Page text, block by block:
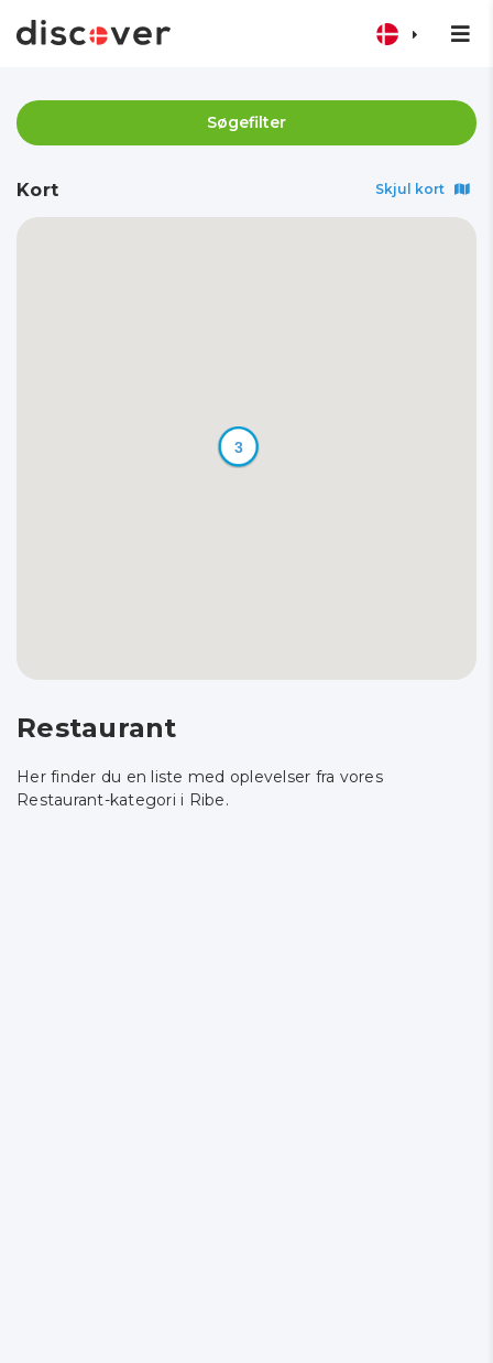
Søgefilter
Kort Skjul kort
3
Restaurant
Her finder du en liste med oplevelser fra vores
Restaurant-kategori i Ribe.